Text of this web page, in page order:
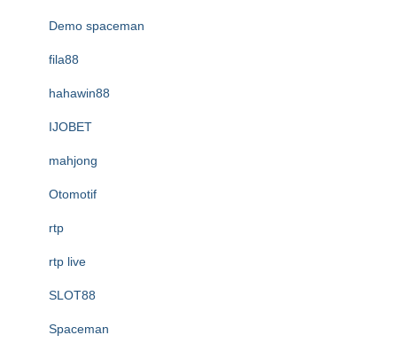
Demo spaceman
fila88
hahawin88
IJOBET
mahjong
Otomotif
rtp
rtp live
SLOT88
Spaceman